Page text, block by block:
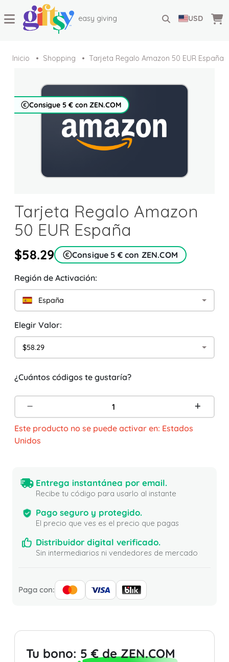
easy giving USD
Inicio Shopping Tarjeta Regalo Amazon 50 EUR España
Consigue 5 € con ZEN.COM
Tarjeta Regalo Amazon
50 EUR España
$58.29 Consigue 5 € con ZEN.COM
Región de Activación:
España
Elegir Valor:
$58.29
¿Cuántos códigos te gustaría?
Este producto no se puede activar en: Estados
Unidos
Entrega instantánea por email.
Recibe tu código para usarlo al instante
Pago seguro y protegido.
El precio que ves es el precio que pagas
Distribuidor digital verificado.
Sin intermediarios ni vendedores de mercado
Paga con:
Tu bono: 5 € de ZEN.COM